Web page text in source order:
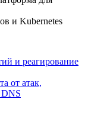
и Kubernetes
и реагирование
от атак,